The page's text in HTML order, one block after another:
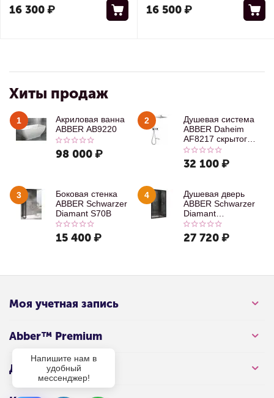
16 300₽ 16 500₽
Хиты продаж
1
Акриловая ванна
ABBER AB9220
98 000 ₽
2
Душевая система
ABBER Daheim
AF8217 скрытого
монтажа с
изливом, хром
32 100 ₽
3
Боковая стенка
ABBER Schwarzer
Diamant S70B
15 400 ₽
4
Душевая дверь
ABBER Schwarzer
Diamant
AG30100B
27 720 ₽
Моя учетная запись
Abber™ Premium
Для клиента
Напишите нам в
удобный
мессенджер!